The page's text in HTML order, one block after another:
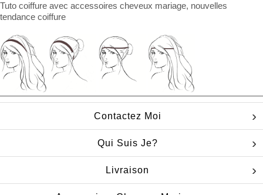
Tuto coiffure avec accessoires cheveux mariage, nouvelles
tendance coiffure
Contactez Moi
Qui Suis Je?
Livraison